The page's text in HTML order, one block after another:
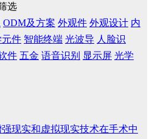
选
ODM及方案 外观件 外观设计 内
件 智能终端 光波导 人脸识
件 五金 语音识别 显示屏 光学
现实和虚拟现实技术在手术中